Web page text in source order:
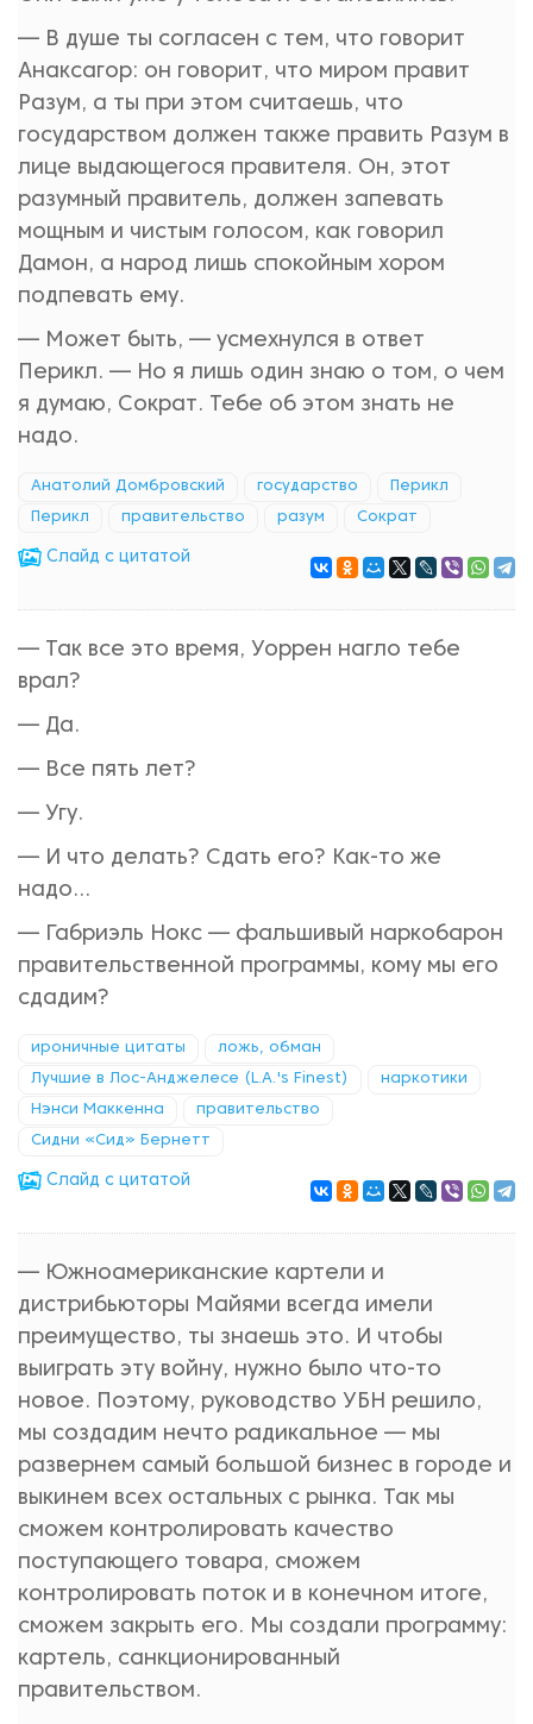
— В душе ты согласен с тем, что говорит
Анаксагор: он говорит, что миром правит
Разум, а ты при этом считаешь, что
государством должен также править Разум в
лице выдающегося правителя. Он, этот
разумный правитель, должен запевать
мощным и чистым голосом, как говорил
Дамон, а народ лишь спокойным хором
подпевать ему.
— Может быть, — усмехнулся в ответ
Перикл. — Но я лишь один знаю о том, о чем
я думаю, Сократ. Тебе об этом знать не
надо.
Анатолий Домбровский государство Перикл
Перикл правительство разум Сократ
Cлайд с цитатой
— Так все это время, Уоррен нагло тебе
врал?
— Да.
— Все пять лет?
— Угу.
— И что делать? Сдать его? Как-то же
надо...
— Габриэль Нокс — фальшивый наркобарон
правительственной программы, кому мы его
сдадим?
ироничные цитаты ложь, обман
Лучшие в Лос-Анджелесе (L.A.'s Finest) наркотики
Нэнси Маккенна правительство
Сидни «Сид» Бернетт
Cлайд с цитатой
— Южноамериканские картели и
дистрибьюторы Майями всегда имели
преимущество, ты знаешь это. И чтобы
выиграть эту войну, нужно было что-то
новое. Поэтому, руководство УБН решило,
мы создадим нечто радикальное — мы
развернем самый большой бизнес в городе и
выкинем всех остальных с рынка. Так мы
сможем контролировать качество
поступающего товара, сможем
контролировать поток и в конечном итоге,
сможем закрыть его. Мы создали программу:
картель, санкционированный
правительством.